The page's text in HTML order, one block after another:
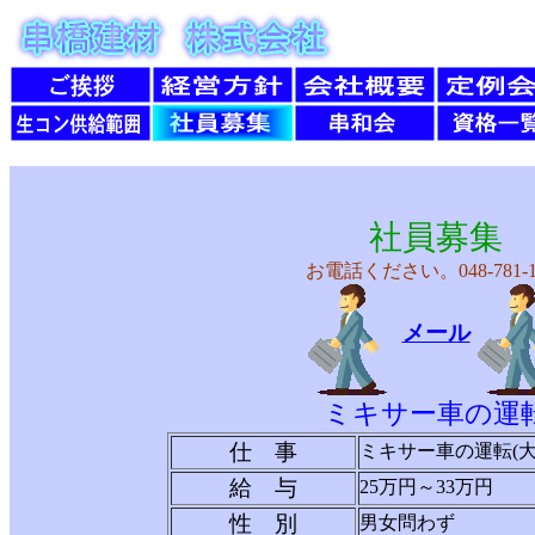
社員募集
お電話ください。048-781-
メール
ミキサー車の運
仕 事 ミキサー車の運転(
給 与 25万円～33万円
性 別 男女問わず